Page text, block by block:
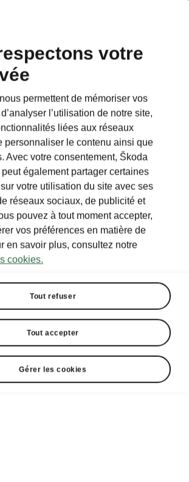
votre
permettent de mémoriser vos
l’utilisation de notre site,
liées aux réseaux
personnaliser le contenu ainsi que
Avec votre consentement, Škoda
peut également partager certaines
votre utilisation du site avec ses
réseaux sociaux, de publicité et
pouvez à tout moment accepter,
vos préférences en matière de
en savoir plus, consultez notre
cookies.
Tout refuser
Tout accepter
Gérer les cookies